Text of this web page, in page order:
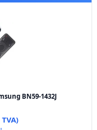
BN59-1432J